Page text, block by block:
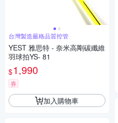
台灣製造嚴格品質控管
YEST 雅思特 - 奈米高剛碳纖維
羽球拍YS- 81
$1,990
券
加入購物車